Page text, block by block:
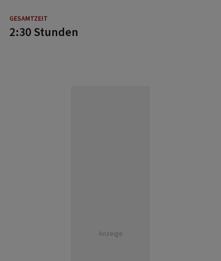
2:30 Stunden
Anzeige